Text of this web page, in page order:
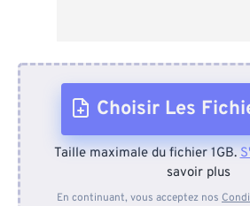
Choisir Les
Depuis l'appareil
Taille maximale du fichier 1GB.
savoir plus
En continuant, vous acceptez nos